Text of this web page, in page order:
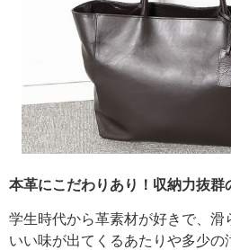
本革にこだわりあり！収納力抜群
学生時代から革素材が好きで、滑
いい味が出てくるあたりや多少